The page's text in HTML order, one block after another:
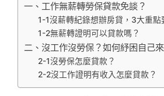
一、工作無薪轉勞保貸款免談？
1-1沒薪轉紀錄想辦房貸，3大重點
1-2無薪轉證明可以貸款嗎？
二、沒工作沒勞保？如何紓困自己
2-1沒勞保怎麼貸款？
2-2沒工作證明有收入怎麼貸款？